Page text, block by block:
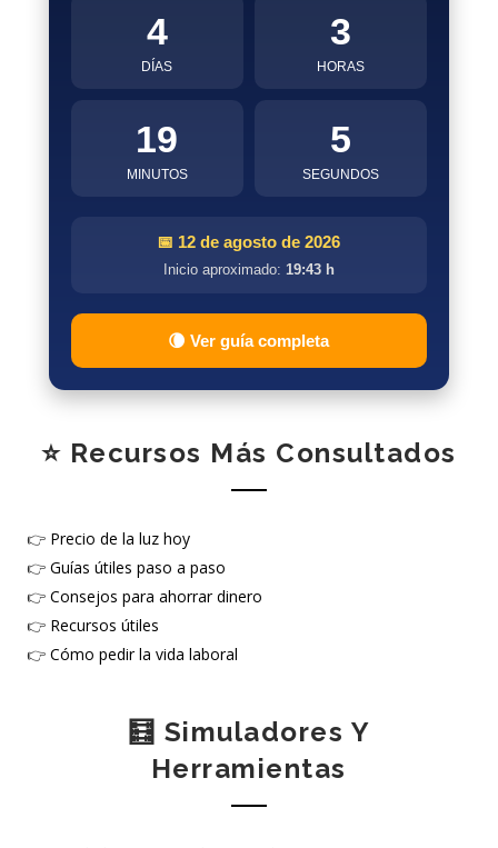
4
DÍAS
3
HORAS
19
MINUTOS
5
SEGUNDOS
📅 12 de agosto de 2026
Inicio aproximado: 19:43 h
🌘 Ver guía completa
⭐ Recursos Más Consultados
👉 Precio de la luz hoy
👉 Guías útiles paso a paso
👉 Consejos para ahorrar dinero
👉 Recursos útiles
👉 Cómo pedir la vida laboral
🧮 Simuladores Y
Herramientas